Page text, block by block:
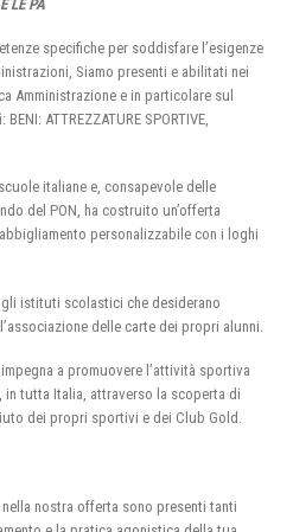
LE PA
specifiche per soddisfare l’esigenze
Siamo presenti e abilitati nei
Amministrazione e in particolare sul
ATTREZZATURE SPORTIVE,
italiane e, consapevole delle
del PON, ha costruito un’offerta
personalizzabile con i loghi
istituti scolastici che desiderano
delle carte dei propri alunni.
a promuovere l’attività sportiva
tutta Italia, attraverso la scoperta di
dei propri sportivi e dei Club Gold.
nostra offerta sono presenti tanti